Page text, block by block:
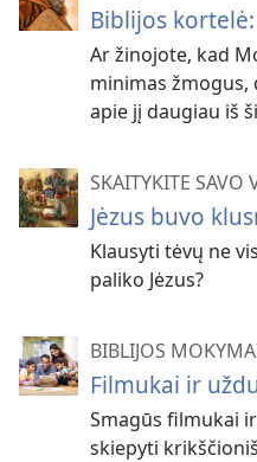
Biblijos
Ar žinojote, kad
minimas žmogus,
apie jį daugiau iš
SKAITYKITE SAVO
Jėzus buvo
Klausyti tėvų ne
paliko Jėzus?
BIBLIJOS
Filmukai ir
Smagūs filmukai
skiepyti